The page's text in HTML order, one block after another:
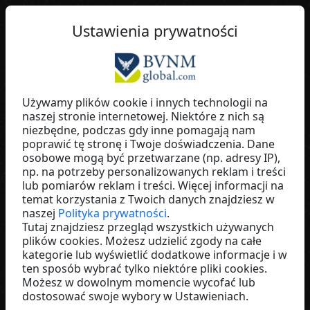
Benny B. Weiler
Soluni
Germany
Ustawienia prywatności
Używamy plików cookie i innych technologii na
naszej stronie internetowej. Niektóre z nich są
niezbędne, podczas gdy inne pomagają nam
poprawić tę stronę i Twoje doświadczenia. Dane
osobowe mogą być przetwarzane (np. adresy IP),
np. na potrzeby personalizowanych reklam i treści
lub pomiarów reklam i treści. Więcej informacji na
temat korzystania z Twoich danych znajdziesz w
naszej Polityka prywatności.
Tutaj znajdziesz przegląd wszystkich używanych
plików cookies. Możesz udzielić zgody na całe
kategorie lub wyświetlić dodatkowe informacje i w
ten sposób wybrać tylko niektóre pliki cookies.
Możesz w dowolnym momencie wycofać lub
dostosować swoje wybory w Ustawieniach.